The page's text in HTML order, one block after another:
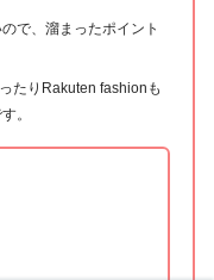
で、溜まったポイント
たりRakuten fashionも
。